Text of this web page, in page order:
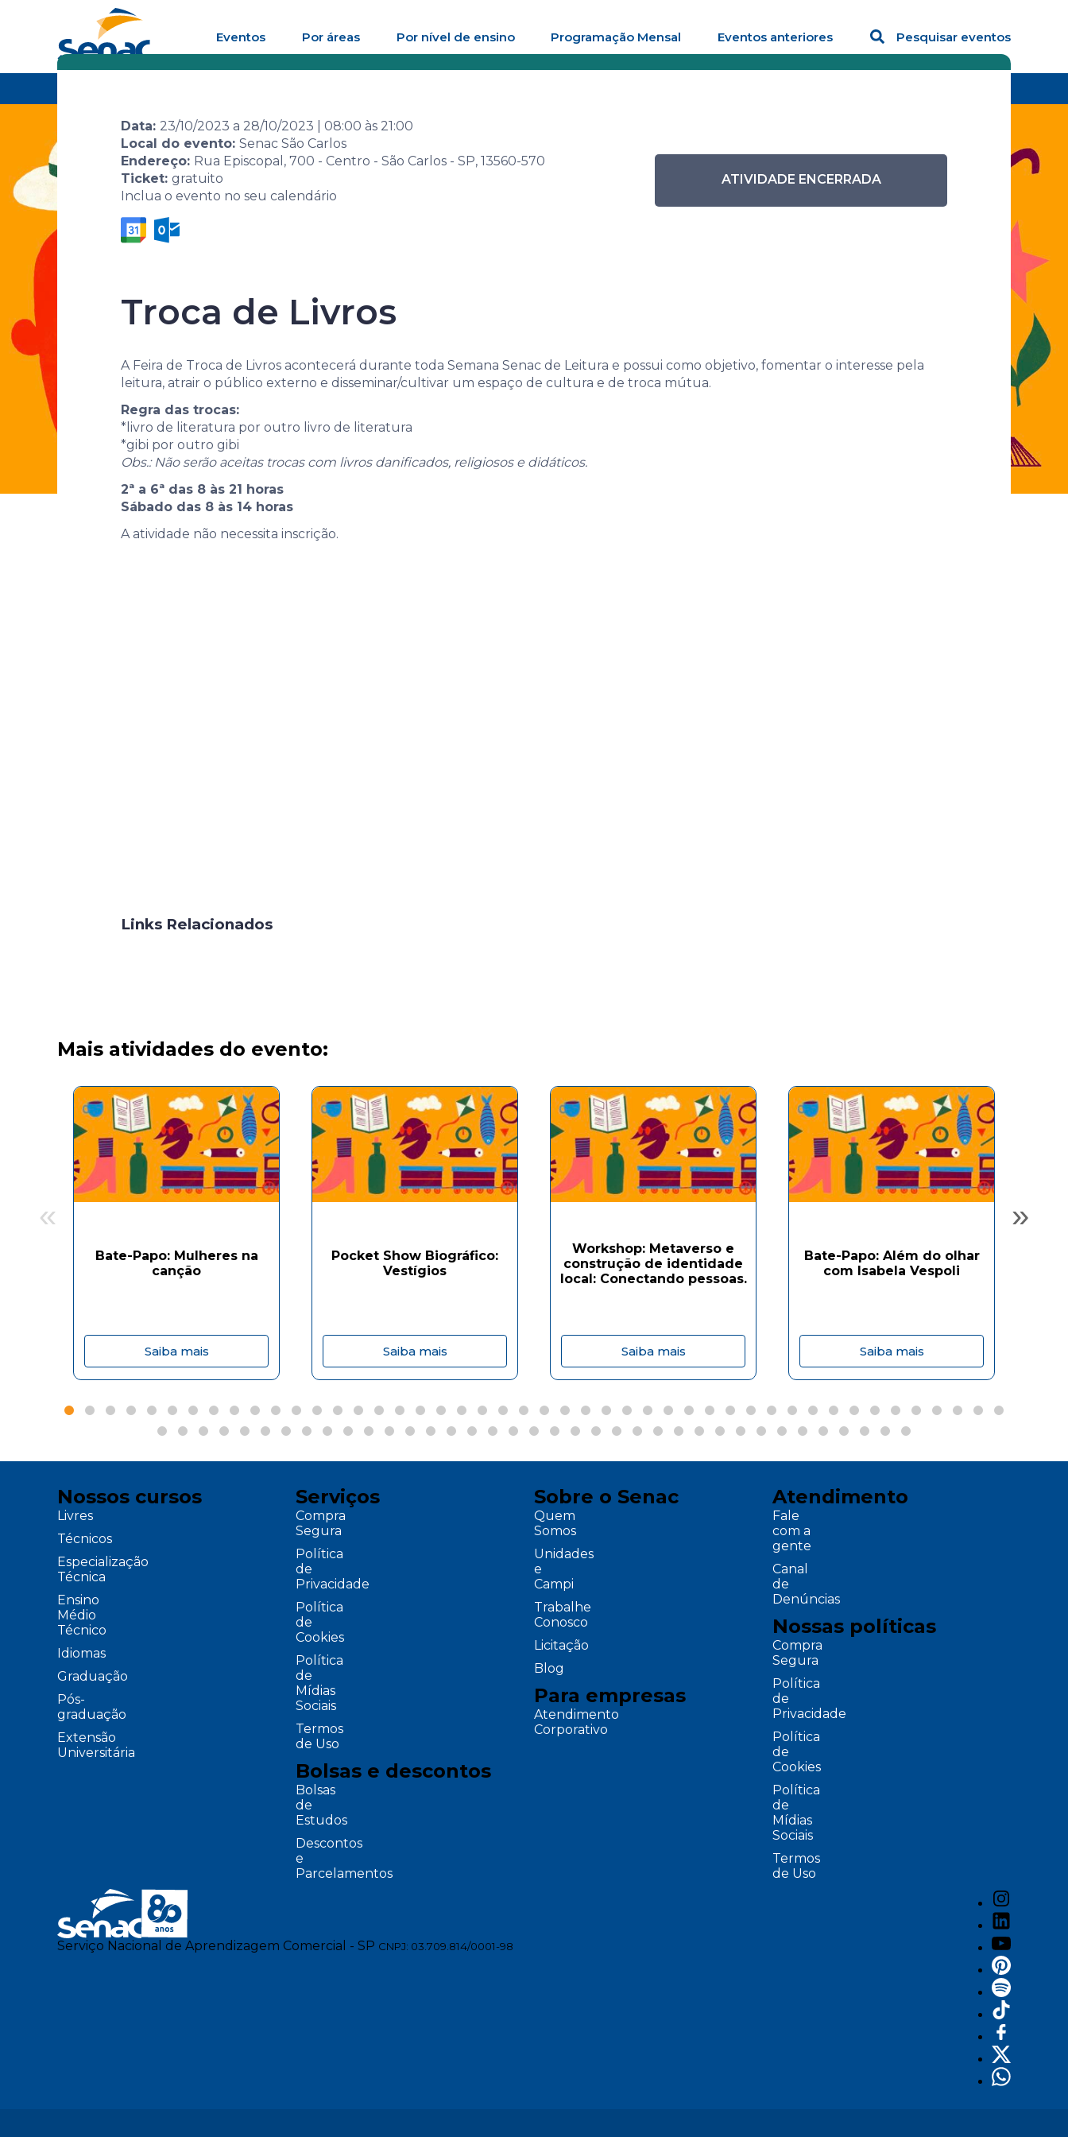
Eventos Por áreas Por nível de ensino Programação Mensal Eventos anteriores Pesquisar eventos
8ª Semana Senac de Leitura –
Biografia: a construção de
identidades locais e suas conexões
Data: 23/10/2023 a 28/10/2023 08:00 às 21:00
Local do evento: Senac São Carlos
Endereço: Rua Episcopal, 700 - Centro - São Carlos - SP, 13560-570
Ticket: gratuito
Inclua o evento no seu calendário
ATIVIDADE ENCERRADA
Troca de Livros
A Feira de Troca de Livros acontecerá durante toda Semana Senac de Leitura e possui como objetivo, fomentar o interesse pela
leitura, atrair o público externo e disseminar/cultivar um espaço de cultura e de troca mútua.
Regra das trocas:
*livro de literatura por outro livro de literatura
*gibi por outro gibi
Obs.: Não serão aceitas trocas com livros danificados, religiosos e didáticos.
2ª a 6ª das 8 às 21 horas
Sábado das 8 às 14 horas
A atividade não necessita inscrição.
Links Relacionados
Mais atividades do evento:
Bate-Papo: Mulheres na
canção
Saiba mais
Pocket Show Biográfico:
Vestígios
Saiba mais
Workshop: Metaverso e
construção de identidade
local: Conectando pessoas.
Saiba mais
Bate-Papo: Além do olhar
com Isabela Vespoli
Saiba mais
« »
Nossos cursos
Livres
Técnicos
Especialização
Técnica
Ensino
Médio
Técnico
Idiomas
Graduação
Pós-
graduação
Extensão
Universitária
Serviços
Compra
Segura
Política
de
Privacidade
Política
de
Cookies
Política
de
Mídias
Sociais
Termos
de Uso
Bolsas e descontos
Bolsas
de
Estudos
Descontos
e
Parcelamentos
Sobre o Senac
Quem
Somos
Unidades
e
Campi
Trabalhe
Conosco
Licitação
Blog
Para empresas
Atendimento
Corporativo
Atendimento
Fale
com a
gente
Canal
de
Denúncias
Nossas políticas
Compra
Segura
Política
de
Privacidade
Política
de
Cookies
Política
de
Mídias
Sociais
Termos
de Uso
Serviço Nacional de Aprendizagem Comercial - SP CNPJ: 03.709.814/0001-98